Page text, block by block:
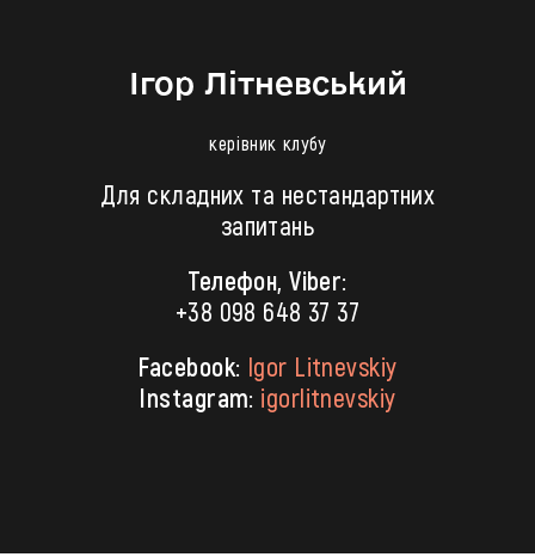
Ігор Літневський
керівник клубу
Для складних та нестандартних
запитань
Телефон, Viber:
+38 098 648 37 37
Facebook: Igor Litnevskiy
Instagram: igorlitnevskiy